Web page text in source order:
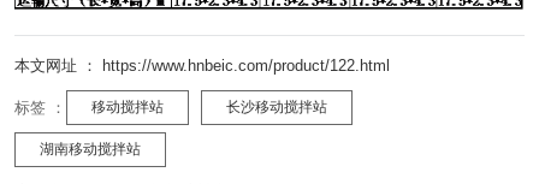
本文网址 ： https://www.hnbeic.com/product/122.html
标签 ： 移动搅拌站 长沙移动搅拌站
湖南移动搅拌站